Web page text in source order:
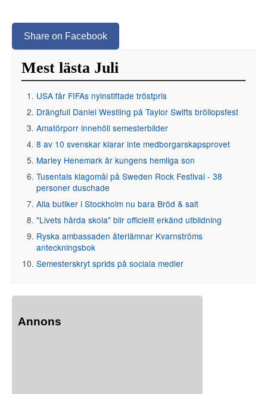
Share on Facebook
Mest lästa Juli
USA får FIFAs nyinstiftade tröstpris
Drängfull Daniel Westling på Taylor Swifts bröllopsfest
Amatörporr innehöll semesterbilder
8 av 10 svenskar klarar inte medborgarskapsprovet
Marley Henemark är kungens hemliga son
Tusentals klagomål på Sweden Rock Festival - 38
personer duschade
Alla butiker i Stockholm nu bara Bröd & salt
"Livets hårda skola" blir officiellt erkänd utbildning
Ryska ambassaden återlämnar Kvarnströms
anteckningsbok
Semesterskryt sprids på sociala medier
Annons